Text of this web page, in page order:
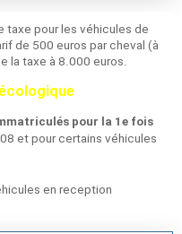
taxe pour les véhicules de
de 500 euros par cheval (à
la taxe à 8.000 euros.
pour la 1e fois
et pour certains véhicules
en reception